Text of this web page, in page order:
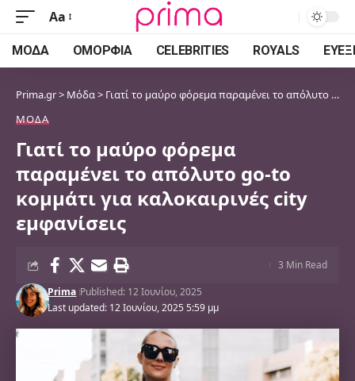
Font
Resizer
Aa
ΜΌΔΑ ΟΜΟΡΦΙΆ CELEBRITIES ROYALS
Prima.gr> Μόδα> Γιατί το μαύρο φόρεμα παραμένει το απόλυτο go-to κομμάτι για καλοκαιρινές city εμφανίσεις
ΜΌΔΑ
Γιατί το μαύρο φόρεμα
παραμένει το απόλυτο go-to
κομμάτι για καλοκαιρινές city
εμφανίσεις
Last updated: 12 Ιουνίου, 2025 5:59 μμ
Prima Published: 12 Ιουνίου, 2025
3 Min Read